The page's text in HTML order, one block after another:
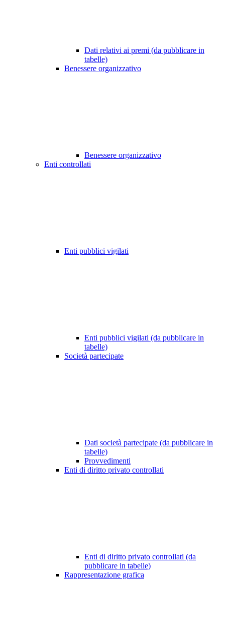
Dati relativi ai premi (da pubblicare in
tabelle)
Benessere organizzativo
Benessere organizzativo
Enti controllati
Enti pubblici vigilati
Enti pubblici vigilati (da pubblicare in
tabelle)
Società partecipate
Dati società partecipate (da pubblicare in
tabelle)
Provvedimenti
Enti di diritto privato controllati
Enti di diritto privato controllati (da
pubblicare in tabelle)
Rappresentazione grafica